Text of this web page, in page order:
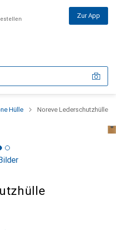
Zur App
Hülle Noreve Lederschutzhülle